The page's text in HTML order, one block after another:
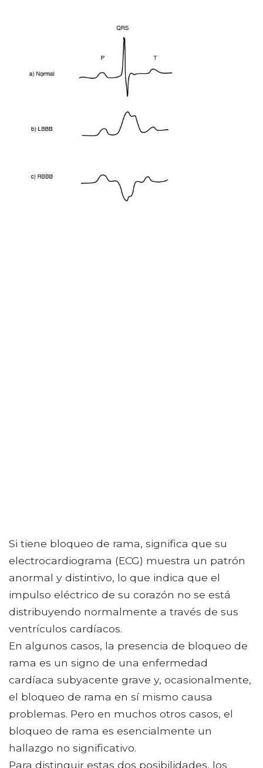
Si tiene bloqueo de rama, significa que su
electrocardiograma (ECG) muestra un patrón
anormal y distintivo, lo que indica que el
impulso eléctrico de su corazón no se está
distribuyendo normalmente a través de sus
ventrículos cardíacos.
En algunos casos, la presencia de bloqueo de
rama es un signo de una enfermedad
cardíaca subyacente grave y, ocasionalmente,
el bloqueo de rama en sí mismo causa
problemas. Pero en muchos otros casos, el
bloqueo de rama es esencialmente un
hallazgo no significativo.
Para distinguir estas dos posibilidades, los